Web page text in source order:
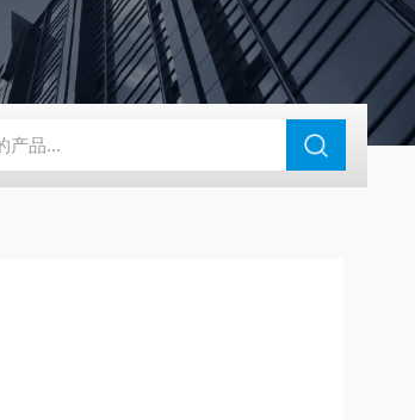
CT2001A微电流扣电测试 PL-G07日本富士智